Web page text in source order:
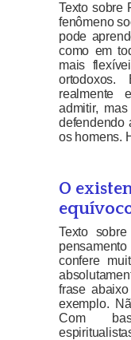
Texto sobre
fenômeno
pode
como em
mais
ortodoxos.
realmente
admitir,
defendendo
os homens.
O
Texto
confere
frase
exemplo.
Com